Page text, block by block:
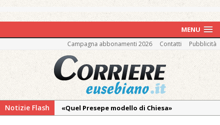
MENU
Campagna abbonamenti 2026 Contatti Pubblicità
Notizie Flash
«Quel Presepe modello di Chiesa»